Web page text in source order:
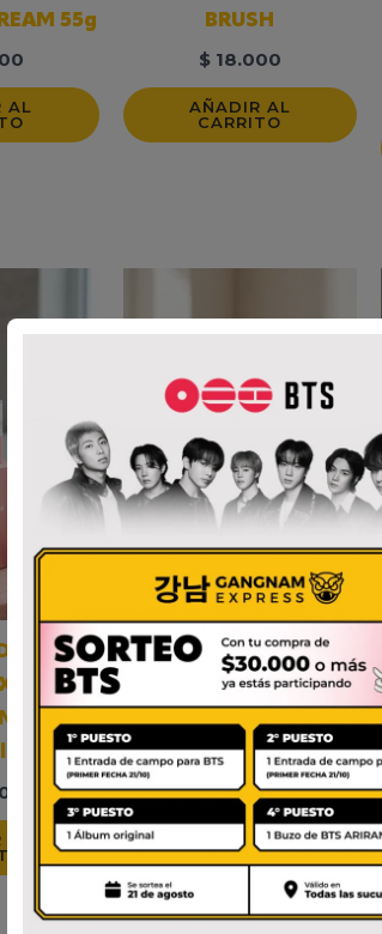
55g
AL
BRUSH
$18.000
AÑADIR AL
CARRITO
PINK
2000-
MEDICUBE PDRN PINK
PEPTIDE EYE CREAM
30ML
$55.000
AÑADIR AL
CARRITO